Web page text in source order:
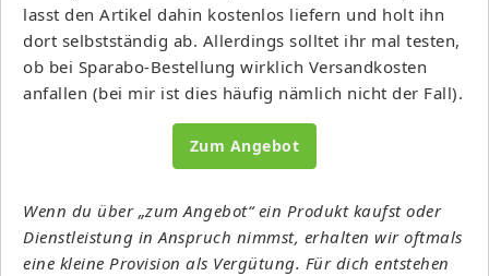
lasst den Artikel dahin kostenlos liefern und holt ihn
dort selbstständig ab. Allerdings solltet ihr mal testen,
ob bei Sparabo-Bestellung wirklich Versandkosten
anfallen (bei mir ist dies häufig nämlich nicht der Fall).
Zum Angebot
Wenn du über „zum Angebot“ ein Produkt kaufst oder
Dienstleistung in Anspruch nimmst, erhalten wir oftmals
eine kleine Provision als Vergütung. Für dich entstehen